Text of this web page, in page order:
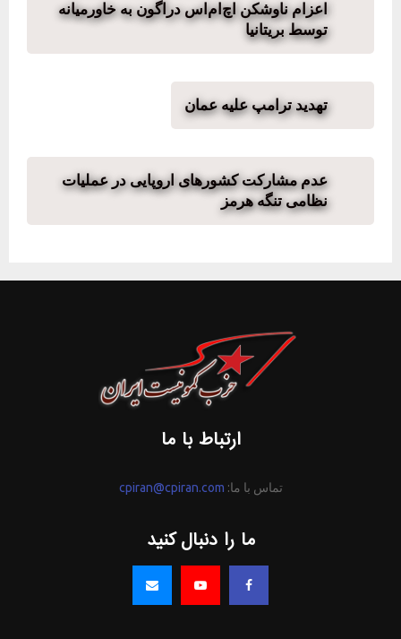
اعزام ناوشکن اچ‌ام‌اس دراگون به خاورمیانه
توسط بریتانیا
تهدید ترامپ علیه عمان
عدم مشارکت کشورهای اروپایی در عملیات
نظامی تنگه هرمز
ارتباط با ما
تماس با ما: cpiran@cpiran.com
ما را دنبال کنید